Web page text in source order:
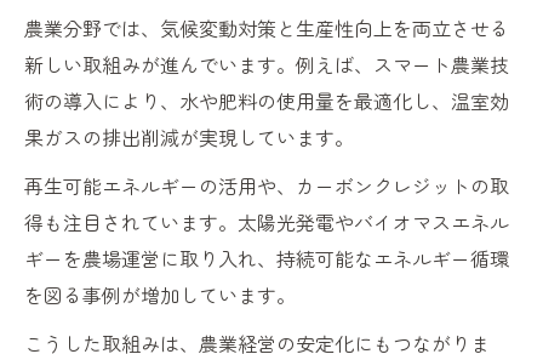
農業分野では、気候変動対策と生産性向上を両立させる
新しい取組みが進んでいます。例えば、スマート農業技
術の導入により、水や肥料の使用量を最適化し、温室効
果ガスの排出削減が実現しています。
再生可能エネルギーの活用や、カーボンクレジットの取
得も注目されています。太陽光発電やバイオマスエネル
ギーを農場運営に取り入れ、持続可能なエネルギー循環
を図る事例が増加しています。
こうした取組みは、農業経営の安定化にもつながりま